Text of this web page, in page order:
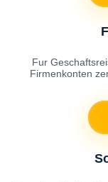
Fur
Firmenkonten